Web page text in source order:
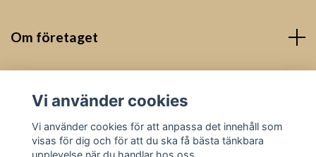
Om företaget
Sociala medier
Vi använder cookies
Vi använder cookies för att anpassa det innehåll som
visas för dig och för att du ska få bästa tänkbara
upplevelse när du handlar hos oss.